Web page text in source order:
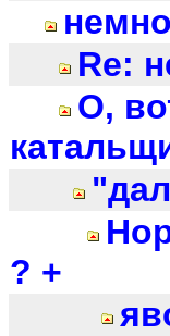
Re:
О,
? +